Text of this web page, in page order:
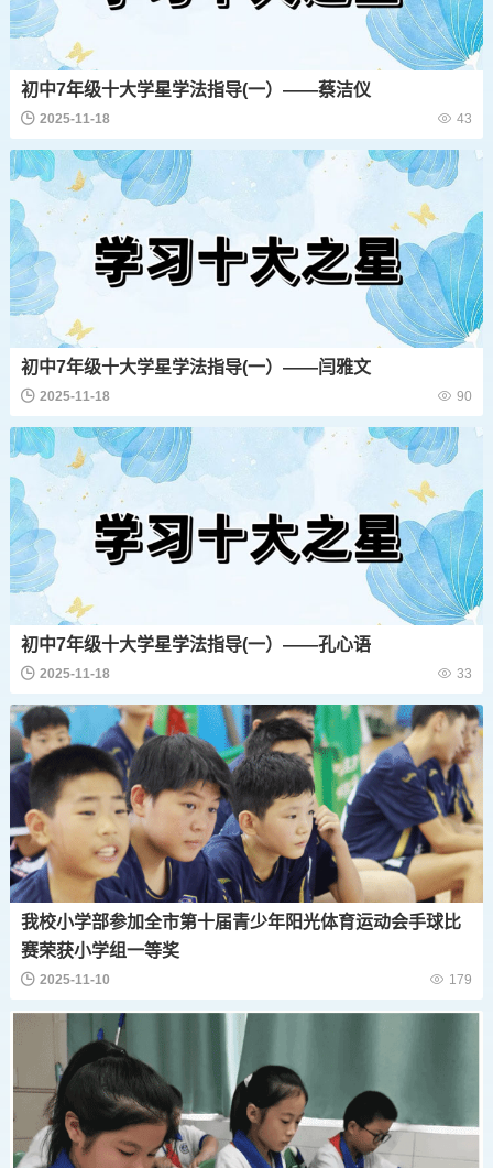
初中7年级十大学星学法指导(一）——蔡洁仪
2025-11-18 43
初中7年级十大学星学法指导(一）——闫雅文
2025-11-18 90
初中7年级十大学星学法指导(一）——孔心语
2025-11-18 33
我校小学部参加全市第十届青少年阳光体育运动会手球比
赛荣获小学组一等奖
2025-11-10 179